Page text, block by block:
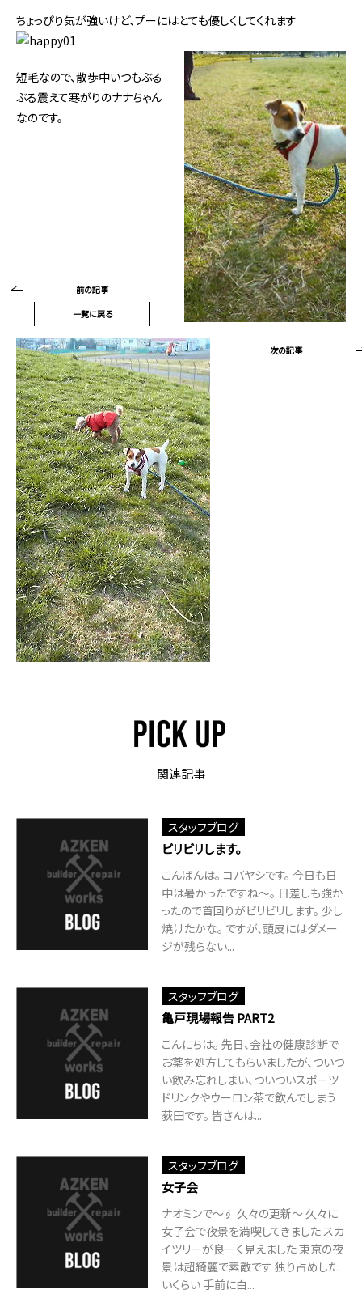
ちょっぴり気が強いけど、プーにはとても優しくしてくれます
短毛なので、散歩中いつもぶる
ぶる震えて寒がりのナナちゃん
なのです。
前の記事
一覧に戻る
次の記事
関連記事
スタッフブログ
ビリビリします。
こんばんは。 コバヤシです。 今日も日
中は暑かったですね～。 日差しも強か
ったので首回りがビリビリします。 少し
焼けたかな。 ですが、頭皮にはダメー
ジが残らない...
スタッフブログ
亀戸現場報告 PART2
こんにちは。 先日、会社の健康診断で
お薬を処方してもらいましたが、ついつ
い飲み忘れしまい、ついついスポーツ
ドリンクやウーロン茶で飲んでしまう
荻田です。 皆さんは...
スタッフブログ
女子会
ナオミンで～す 久々の更新～ 久々に
女子会で夜景を満喫してきました スカ
イツリーが良ーく見えました 東京の夜
景は超綺麗で素敵です 独り占めした
いくらい 手前に白...